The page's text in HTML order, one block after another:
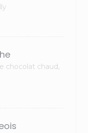
chocolat chaud,